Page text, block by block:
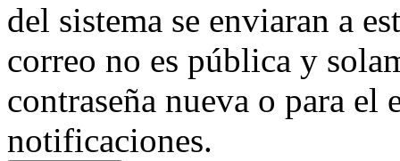
del sistema se enviaran a
correo no es pública y
contraseña nueva o para
notificaciones.